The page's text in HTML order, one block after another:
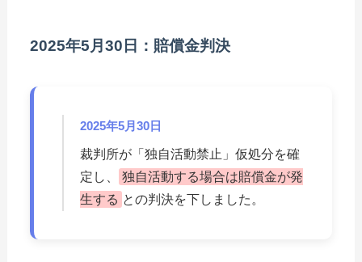
2025年5月30日：賠償金判決
2025年5月30日
裁判所が「独自活動禁止」仮処分を確
定し、
独自活動する場合は賠償金が発
生する との判決を下しました。